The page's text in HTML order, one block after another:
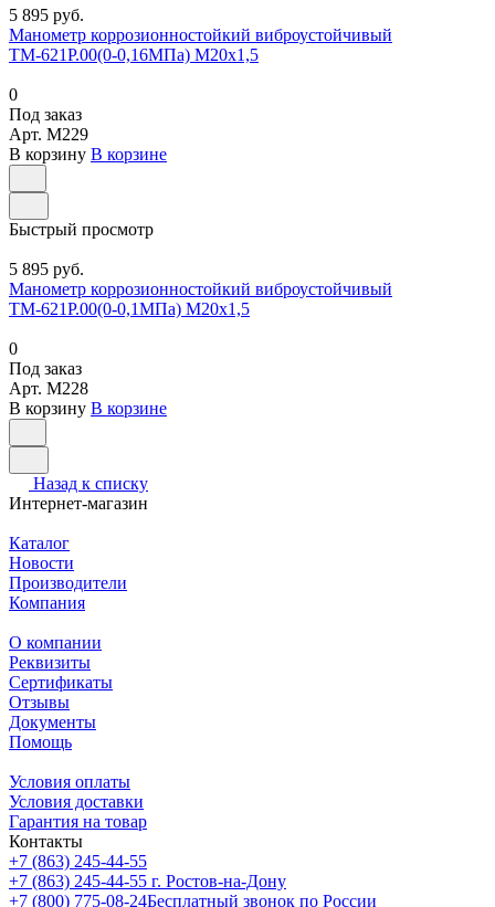
5 895 руб.
Манометр коррозионностойкий виброустойчивый
ТМ-621Р.00(0-0,16МПа) М20х1,5
0
Под заказ
Арт. M229
В корзину В корзине
Быстрый просмотр
5 895 руб.
Манометр коррозионностойкий виброустойчивый
ТМ-621Р.00(0-0,1МПа) М20х1,5
0
Под заказ
Арт. M228
В корзину В корзине
Назад к списку
Интернет-магазин
Каталог
Новости
Производители
Компания
О компании
Реквизиты
Сертификаты
Отзывы
Документы
Помощь
Условия оплаты
Условия доставки
Гарантия на товар
Контакты
+7 (863) 245-44-55
+7 (863) 245-44-55 г. Ростов-на-Дону
+7 (800) 775-08-24Бесплатный звонок по России